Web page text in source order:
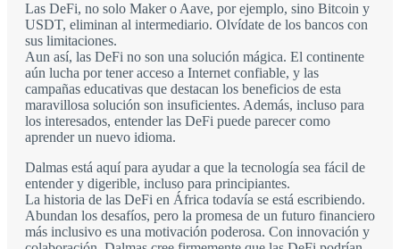
Las DeFi, no solo Maker o Aave, por ejemplo, sino Bitcoin y
USDT, eliminan al intermediario. Olvídate de los bancos con
sus limitaciones.
Aun así, las DeFi no son una solución mágica. El continente
aún lucha por tener acceso a Internet confiable, y las
campañas educativas que destacan los beneficios de esta
maravillosa solución son insuficientes. Además, incluso para
los interesados, entender las DeFi puede parecer como
aprender un nuevo idioma.
Dalmas está aquí para ayudar a que la tecnología sea fácil de
entender y digerible, incluso para principiantes.
La historia de las DeFi en África todavía se está escribiendo.
Abundan los desafíos, pero la promesa de un futuro financiero
más inclusivo es una motivación poderosa. Con innovación y